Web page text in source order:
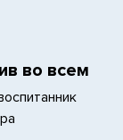
во всем